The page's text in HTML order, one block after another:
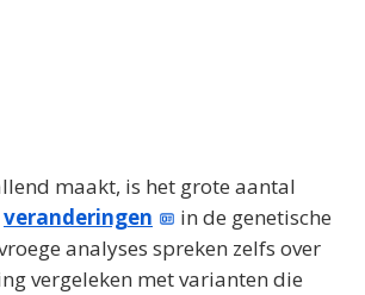
maakt, is het grote aantal
veranderingen
in de genetische
analyses spreken zelfs over
vergeleken met varianten die